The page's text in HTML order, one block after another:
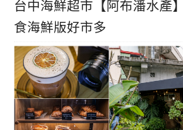
台中海鮮超市【阿布潘水產
食海鮮版好市多